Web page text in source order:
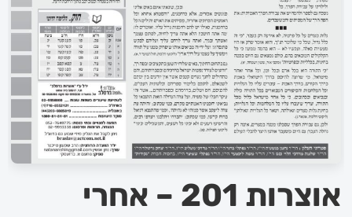
אוצרות 201 – אחרי